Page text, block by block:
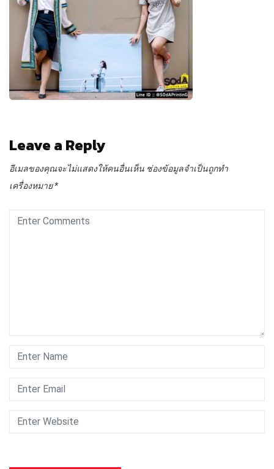
Leave a Reply
อีเมลของคุณจะไม่แสดงให้คนอื่นเห็น ช่องข้อมูลจำเป็นถูกทำ
เครื่องหมาย*